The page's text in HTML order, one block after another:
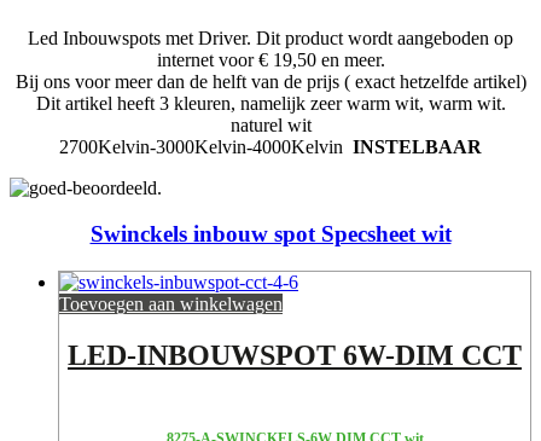
Led Inbouwspots met Driver. Dit product wordt aangeboden op
internet voor € 19,50 en meer.
Bij ons voor meer dan de helft van de prijs ( exact hetzelfde artikel)
Dit artikel heeft 3 kleuren, namelijk zeer warm wit, warm wit.
naturel wit
2700Kelvin-3000Kelvin-4000Kelvin INSTELBAAR
Swinckels inbouw spot Specsheet wit
Toevoegen aan winkelwagen
LED-INBOUWSPOT 6W-DIM CCT